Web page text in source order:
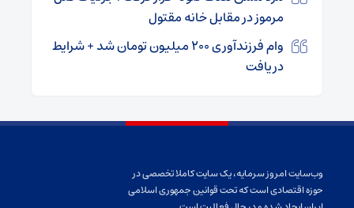
مرموز در مقابل خانه مقتول
وام فرزندآوری ۲۰۰ میلیون تومان شد + شرایط
دریافت
وب‌سایت امروز سرمایه، یک سایت کاملا تخصصی در
حوزه اقتصادی است که تحت قوانین جمهوری اسلامی